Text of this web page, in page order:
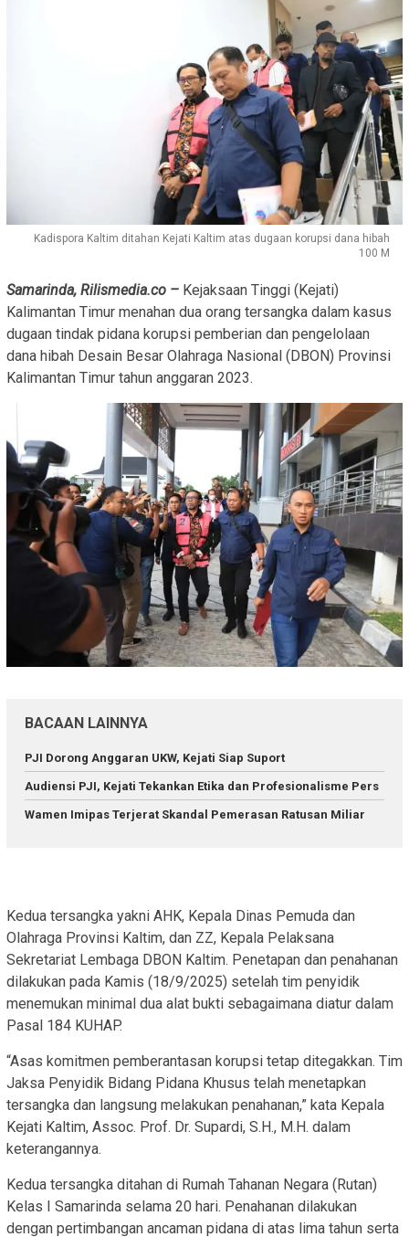
Kadispora Kaltim ditahan Kejati Kaltim atas dugaan korupsi dana hibah
100 M
Samarinda, Rilismedia.co – Kejaksaan Tinggi (Kejati)
Kalimantan Timur menahan dua orang tersangka dalam kasus
dugaan tindak pidana korupsi pemberian dan pengelolaan
dana hibah Desain Besar Olahraga Nasional (DBON) Provinsi
Kalimantan Timur tahun anggaran 2023.
BACAAN LAINNYA
PJI Dorong Anggaran UKW, Kejati Siap Suport
Audiensi PJI, Kejati Tekankan Etika dan Profesionalisme Pers
Wamen Imipas Terjerat Skandal Pemerasan Ratusan Miliar
Kedua tersangka yakni AHK, Kepala Dinas Pemuda dan
Olahraga Provinsi Kaltim, dan ZZ, Kepala Pelaksana
Sekretariat Lembaga DBON Kaltim. Penetapan dan penahanan
dilakukan pada Kamis (18/9/2025) setelah tim penyidik
menemukan minimal dua alat bukti sebagaimana diatur dalam
Pasal 184 KUHAP.
“Asas komitmen pemberantasan korupsi tetap ditegakkan. Tim
Jaksa Penyidik Bidang Pidana Khusus telah menetapkan
tersangka dan langsung melakukan penahanan,” kata Kepala
Kejati Kaltim, Assoc. Prof. Dr. Supardi, S.H., M.H. dalam
keterangannya.
Kedua tersangka ditahan di Rumah Tahanan Negara (Rutan)
Kelas I Samarinda selama 20 hari. Penahanan dilakukan
dengan pertimbangan ancaman pidana di atas lima tahun serta